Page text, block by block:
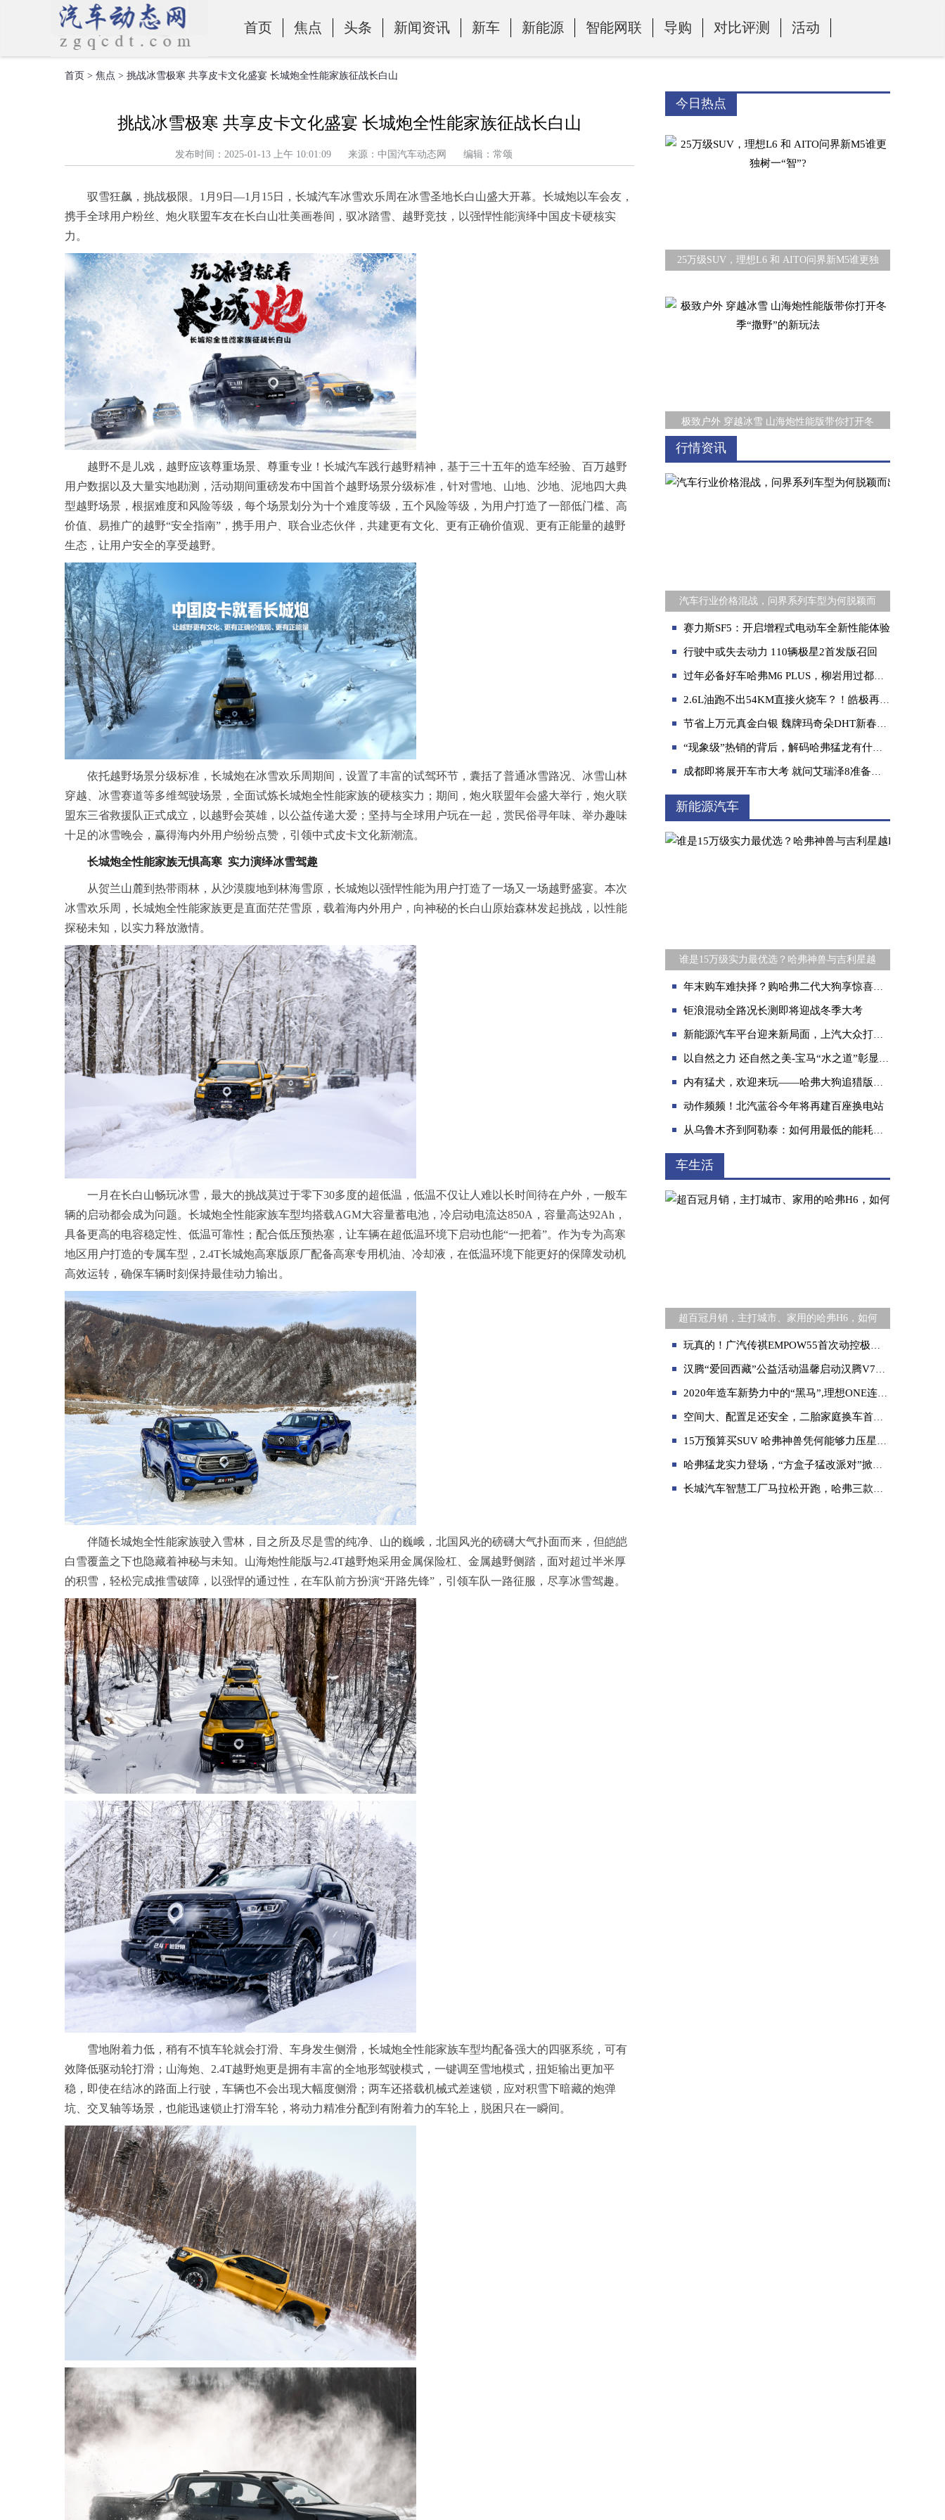
首页 焦点 头条 新闻资讯 新车 新能源 智能网联 导购 对比评测 活动
零部件
首页 > 焦点 > 挑战冰雪极寒 共享皮卡文化盛宴 长城炮全性能家族征战长白山
挑战冰雪极寒 共享皮卡文化盛宴 长城炮全性能家族征战长白山
发布时间：2025-01-13 上午 10:01:09 来源：中国汽车动态网 编辑：常颂
驭雪狂飙，挑战极限。1月9日—1月15日，长城汽车冰雪欢乐周在冰雪圣地长白山盛大开幕。长城炮以车会友，
携手全球用户粉丝、炮火联盟车友在长白山壮美画卷间，驭冰踏雪、越野竞技，以强悍性能演绎中国皮卡硬核实
力。
越野不是儿戏，越野应该尊重场景、尊重专业！长城汽车践行越野精神，基于三十五年的造车经验、百万越野
用户数据以及大量实地勘测，活动期间重磅发布中国首个越野场景分级标准，针对雪地、山地、沙地、泥地四大典
型越野场景，根据难度和风险等级，每个场景划分为十个难度等级，五个风险等级，为用户打造了一部低门槛、高
价值、易推广的越野“安全指南”，携手用户、联合业态伙伴，共建更有文化、更有正确价值观、更有正能量的越野
生态，让用户安全的享受越野。
依托越野场景分级标准，长城炮在冰雪欢乐周期间，设置了丰富的试驾环节，囊括了普通冰雪路况、冰雪山林
穿越、冰雪赛道等多维驾驶场景，全面试炼长城炮全性能家族的硬核实力；期间，炮火联盟年会盛大举行，炮火联
盟东三省救援队正式成立，以越野会英雄，以公益传递大爱；坚持与全球用户玩在一起，赏民俗寻年味、举办趣味
十足的冰雪晚会，赢得海内外用户纷纷点赞，引领中式皮卡文化新潮流。
长城炮全性能家族无惧高寒 实力演绎冰雪驾趣
从贺兰山麓到热带雨林，从沙漠腹地到林海雪原，长城炮以强悍性能为用户打造了一场又一场越野盛宴。本次
冰雪欢乐周，长城炮全性能家族更是直面茫茫雪原，载着海内外用户，向神秘的长白山原始森林发起挑战，以性能
探秘未知，以实力释放激情。
一月在长白山畅玩冰雪，最大的挑战莫过于零下30多度的超低温，低温不仅让人难以长时间待在户外，一般车
辆的启动都会成为问题。长城炮全性能家族车型均搭载AGM大容量蓄电池，冷启动电流达850A，容量高达92Ah，
具备更高的电容稳定性、低温可靠性；配合低压预热塞，让车辆在超低温环境下启动也能“一把着”。作为专为高寒
地区用户打造的专属车型，2.4T长城炮高寒版原厂配备高寒专用机油、冷却液，在低温环境下能更好的保障发动机
高效运转，确保车辆时刻保持最佳动力输出。
伴随长城炮全性能家族驶入雪林，目之所及尽是雪的纯净、山的巍峨，北国风光的磅礴大气扑面而来，但皑皑
白雪覆盖之下也隐藏着神秘与未知。山海炮性能版与2.4T越野炮采用金属保险杠、金属越野侧踏，面对超过半米厚
的积雪，轻松完成推雪破障，以强悍的通过性，在车队前方扮演“开路先锋”，引领车队一路征服，尽享冰雪驾趣。
雪地附着力低，稍有不慎车轮就会打滑、车身发生侧滑，长城炮全性能家族车型均配备强大的四驱系统，可有
效降低驱动轮打滑；山海炮、2.4T越野炮更是拥有丰富的全地形驾驶模式，一键调至雪地模式，扭矩输出更加平
稳，即使在结冰的路面上行驶，车辆也不会出现大幅度侧滑；两车还搭载机械式差速锁，应对积雪下暗藏的炮弹
坑、交叉轴等场景，也能迅速锁止打滑车轮，将动力精准分配到有附着力的车轮上，脱困只在一瞬间。
今日热点
25万级SUV，理想L6 和 AITO问界新M5谁更独
极致户外 穿越冰雪 山海炮性能版带你打开冬
倾听“中升代”的真实声音，看亚洲狮如何与用
行情资讯
汽车行业价格混战，问界系列车型为何脱颖而
赛力斯SF5：开启增程式电动车全新性能体验
行驶中或失去动力 110辆极星2首发版召回
过年必备好车哈弗M6 PLUS，柳岩用过都说好！
2.6L油跑不出54KM直接火烧车？！皓极再现魔鬼挑战名场面
节省上万元真金白银 魏牌玛奇朵DHT新春五重礼“壕”气冲天
“现象级”热销的背后，解码哈弗猛龙有什么硬核逻辑
成都即将展开车市大考 就问艾瑞泽8准备好了吗？
新能源汽车
谁是15万级实力最优选？哈弗神兽与吉利星越
年末购车难抉择？购哈弗二代大狗享惊喜钜惠，轻松提新车
钜浪混动全路况长测即将迎战冬季大考
新能源汽车平台迎来新局面，上汽大众打造电动化平台新优势
以自然之力 还自然之美-宝马“水之道”彰显循环永续的艺术
内有猛犬，欢迎来玩——哈弗大狗追猎版是我的友情神助攻
动作频频！北汽蓝谷今年将再建百座换电站
从乌鲁木齐到阿勒泰：如何用最低的能耗找到最美的风景
车生活
超百冠月销，主打城市、家用的哈弗H6，如何
玩真的！广汽传祺EMPOW55首次动控极限挑战即将上线！
汉腾“爱回西藏”公益活动温馨启动汉腾V7勇闯三大无人区
2020年造车新势力中的“黑马”,理想ONE连续4个月销冠
空间大、配置足还安全，二胎家庭换车首选第四代胜达
15万预算买SUV 哈弗神兽凭何能够力压星越L
哈弗猛龙实力登场，“方盒子猛改派对”掀起越野改装新热潮
长城汽车智慧工厂马拉松开跑，哈弗三款车型实力助阵